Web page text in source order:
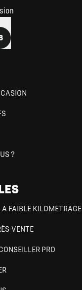
?
FAIBLE KILOMÈTRAGE
VENTE
PRO